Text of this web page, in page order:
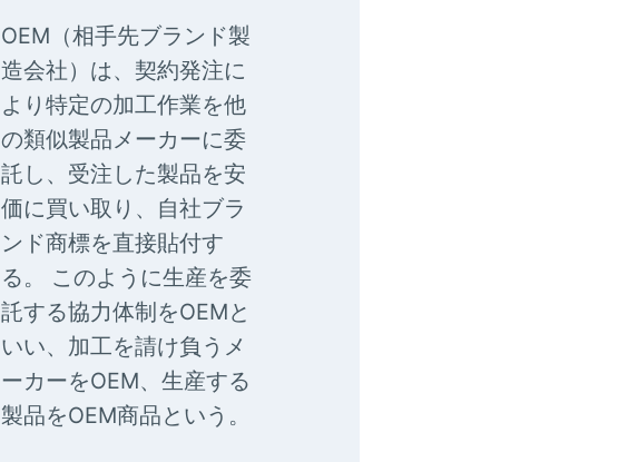
OEM（相手先ブランド製
造会社）は、契約発注に
より特定の加工作業を他
の類似製品メーカーに委
託し、受注した製品を安
価に買い取り、自社ブラ
ンド商標を直接貼付す
る。 このように生産を委
託する協力体制をOEMと
いい、加工を請け負うメ
ーカーをOEM、生産する
製品をOEM商品という。